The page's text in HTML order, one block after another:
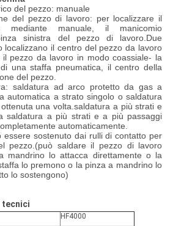
del pezzo: manuale
del pezzo di lavoro: per localizzare il
mediante manuale, il manicomio
sinistra del pezzo di lavoro.Due
localizzano il centro del pezzo da lavoro
pezzo da lavoro in modo coassiale- la
una staffa pneumatica, il centro della
del pezzo.
saldatura ad arco protetto da gas a
automatica a strato singolo o saldatura
una volta.saldatura a più strati e
saldatura a più strati e a più passaggi
automaticamente.
essere sostenuto dai rulli di contatto per
pezzo.(può saldare il pezzo di lavoro
mandrino lo attacca direttamente o la
lo premono o la pinza a mandrino lo
lo sostengono)
tecnici
HF4000